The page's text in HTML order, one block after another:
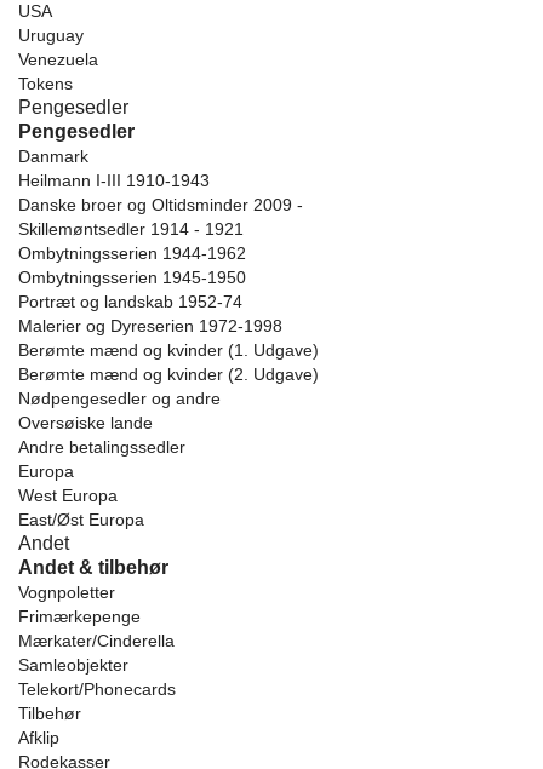
USA
Uruguay
Venezuela
Tokens
Pengesedler
Pengesedler
Danmark
Heilmann I-III 1910-1943
Danske broer og Oltidsminder 2009 -
Skillemøntsedler 1914 - 1921
Ombytningsserien 1944-1962
Ombytningsserien 1945-1950
Portræt og landskab 1952-74
Malerier og Dyreserien 1972-1998
Berømte mænd og kvinder (1. Udgave)
Berømte mænd og kvinder (2. Udgave)
Nødpengesedler og andre
Oversøiske lande
Andre betalingssedler
Europa
West Europa
East/Øst Europa
Andet
Andet & tilbehør
Vognpoletter
Frimærkepenge
Mærkater/Cinderella
Samleobjekter
Telekort/Phonecards
Tilbehør
Afklip
Rodekasser